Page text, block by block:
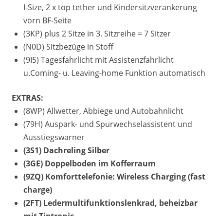
I-Size, 2 x top tether und Kindersitzverankerung
vorn BF-Seite
(3KP) plus 2 Sitze in 3. Sitzreihe = 7 Sitzer
(N0D) Sitzbezüge in Stoff
(9I5) Tagesfahrlicht mit Assistenzfahrlicht
u.Coming- u. Leaving-home Funktion automatisch
EXTRAS:
(8WP) Allwetter, Abbiege und Autobahnlicht
(79H) Auspark- und Spurwechselassistent und
Ausstiegswarner
(3S1) Dachreling Silber
(3GE) Doppelboden im Kofferraum
(9ZQ) Komforttelefonie: Wireless Charging (fast
charge)
(2FT) Ledermultifunktionslenkrad, beheizbar